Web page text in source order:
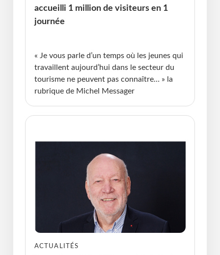
accueilli 1 million de visiteurs en 1
journée
« Je vous parle d’un temps où les jeunes qui
travaillent aujourd’hui dans le secteur du
tourisme ne peuvent pas connaître… » la
rubrique de Michel Messager
ACTUALITÉS